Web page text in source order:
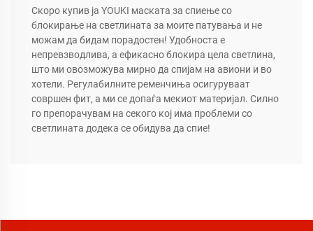
Скоро купив ја YOUKI маската за спиење со
блокирање на светлината за моите патувања и не
можам да бидам порадостен! Удобноста е
непревзводлива, а ефикасно блокира цела светлина,
што ми овозможува мирно да спијам на авиони и во
хотели. Регулабилните ременчиња осигуруваат
совршен фит, а ми се допаѓа мекиот материјал. Силно
го препорачувам на секого кој има проблеми со
светлината додека се обидува да спие!